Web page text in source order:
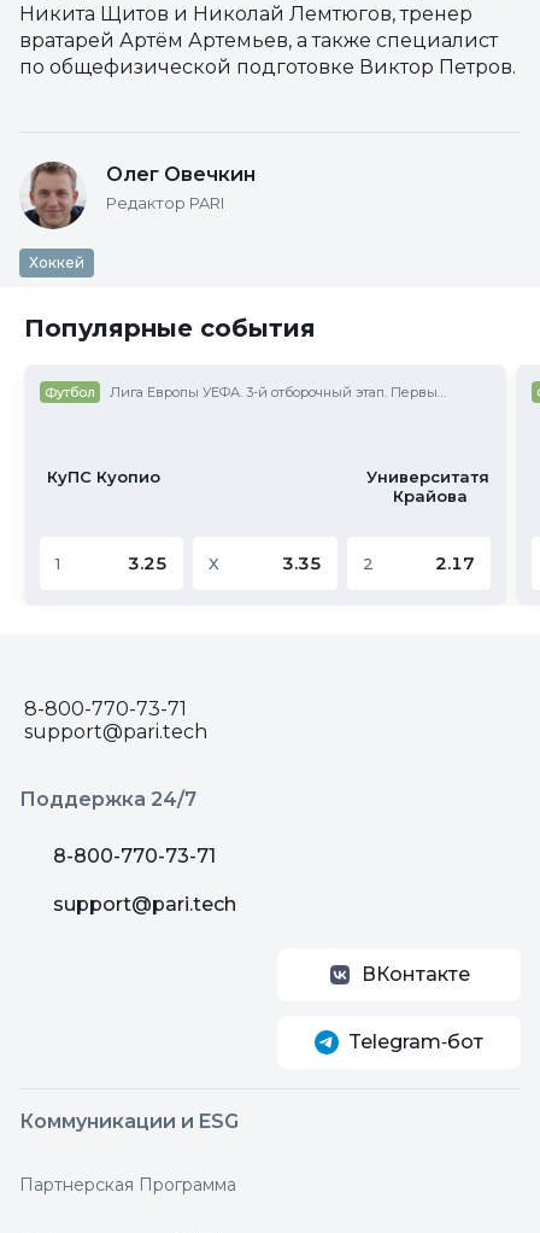
Никита Щитов и Николай Лемтюгов, тренер
вратарей Артём Артемьев, а также специалист
по общефизической подготовке Виктор Петров.
Олег Овечкин
Редактор PARI
Хоккей
Популярные события
Футбол Лига Европы УЕФА. 3-й отборочный этап. Первые матчи
КуПС Куопио
Университатя
Крайова
1 3.25 Х 3.35 2 2.17
8-800-770-73-71
support@pari.tech
Поддержка 24/7
8-800-770-73-71
support@pari.tech
ВКонтакте
Telegram‑бот
Коммуникации и ESG
Партнерская Программа